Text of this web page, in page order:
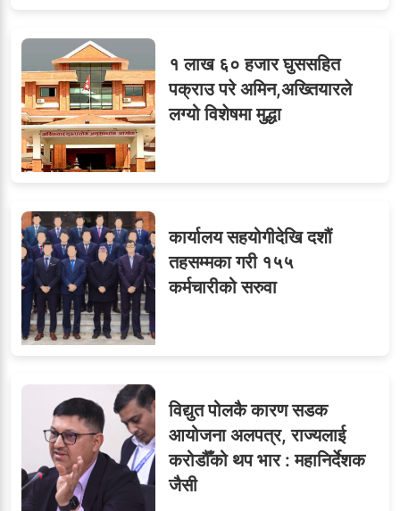
७
८जुनियरलाई दोहोरो जिम्मेवारी,
मन्त्रालयभित्र असन्तुष्टि
९ओएनएमका नाममा अत्याचार :
सब–इन्जिनियरहरुको गम्भीर
ध्यानाकर्षण
१ लाख ६० हजार घुससहित
पक्राउ परे अमिन,अख्तियारले
लग्यो विशेषमा मुद्धा
कार्यालय सहयोगीदेखि दशौं
तहसम्मका गरी १५५
कर्मचारीको सरुवा
विद्युत पोलकै कारण सडक
आयोजना अलपत्र, राज्यलाई
करोडौँको थप भार : महानिर्देशक
जैसी